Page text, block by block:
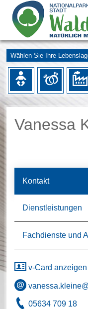
Wählen Sie Ihre
Vanessa
Kontakt
Dienstleistungen
Fachdienste und
v-Card anzeigen
05634 709 18